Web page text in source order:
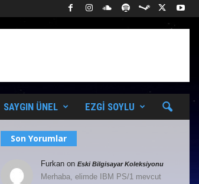
SAYGIN ÜNEL EZGI SOYLU
Son Yorumlar
Furkan on Eski Bilgisayar Koleksiyonu
Merhaba, elimde IBM PS/1 mevcut